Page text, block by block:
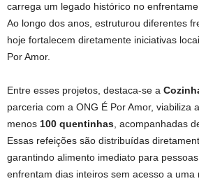
carrega um legado histórico no
Ao longo dos anos, estruturou diferentes
hoje fortalecem diretamente iniciativas
Por Amor.
Entre esses projetos, destaca-se a
parceria com a ONG É Por Amor, viabiliza
menos 100 quentinhas, acompanhadas
Essas refeições são distribuídas
garantindo alimento imediato para
enfrentam dias inteiros sem acesso a uma